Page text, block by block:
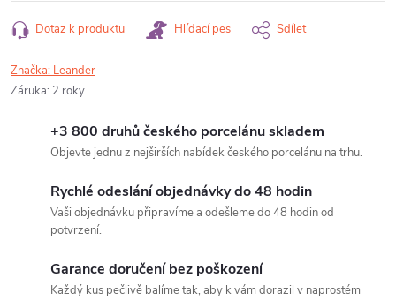
Dotaz k produktu Hlídací pes Sdílet
Značka: Leander
Záruka: 2 roky
+3 800 druhů českého porcelánu skladem
Objevte jednu z nejširších nabídek českého porcelánu na trhu.
Rychlé odeslání objednávky do 48 hodin
Vaši objednávku připravíme a odešleme do 48 hodin od
potvrzení.
Garance doručení bez poškození
Každý kus pečlivě balíme tak, aby k vám dorazil v naprostém